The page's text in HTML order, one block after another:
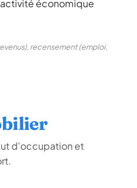
économique
recensement (emploi,
d'occupation et